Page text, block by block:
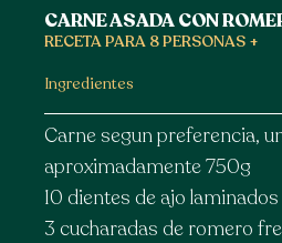
CARNE ASADA CON
RECETA PARA 8 PERSONAS +
Ingredientes
Carne segun preferencia,
aproximadamente 750g
10 dientes de ajo laminados
3 cucharadas de romero